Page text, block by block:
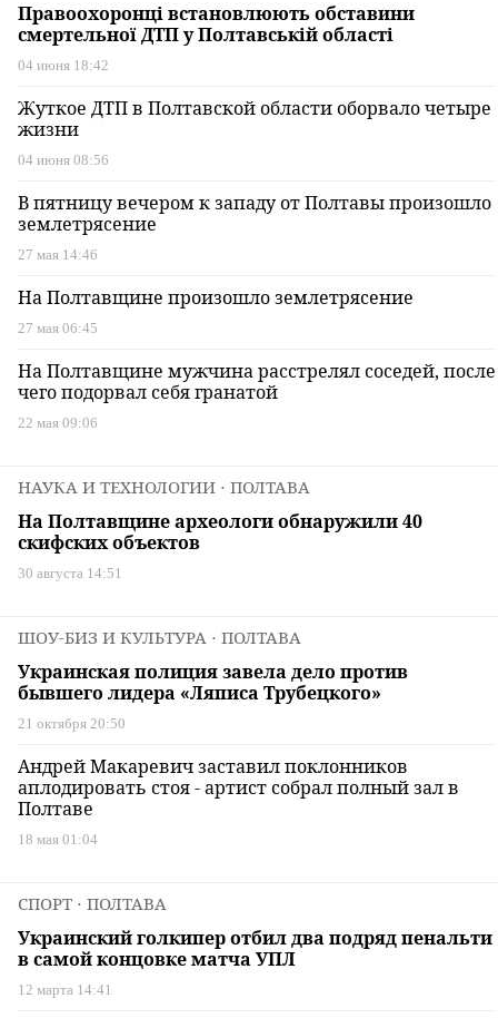
Правоохоронці встановлюють обставини
смертельної ДТП у Полтавській області
04 июня 18:42
Жуткое ДТП в Полтавской области оборвало четыре
жизни
04 июня 08:56
В пятницу вечером к западу от Полтавы произошло
землетрясение
27 мая 14:46
На Полтавщине произошло землетрясение
27 мая 06:45
На Полтавщине мужчина расстрелял соседей, после
чего подорвал себя гранатой
22 мая 09:06
НАУКА И ТЕХНОЛОГИИ ⋅ ПОЛТАВА
На Полтавщине археологи обнаружили 40
скифских объектов
30 августа 14:51
ШОУ-БИЗ И КУЛЬТУРА ⋅ ПОЛТАВА
Украинская полиция завела дело против
бывшего лидера «Ляписа Трубецкого»
21 октября 20:50
Андрей Макаревич заставил поклонников
аплодировать стоя - артист собрал полный зал в
Полтаве
18 мая 01:04
СПОРТ ⋅ ПОЛТАВА
Украинский голкипер отбил два подряд пенальти
в самой концовке матча УПЛ
12 марта 14:41